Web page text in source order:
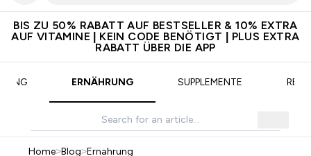
BIS ZU 50% RABATT AUF BESTSELLER & 10% EXTRA
AUF VITAMINE | KEIN CODE BENÖTIGT | PLUS EXTRA
RABATT ÜBER DIE APP
ERNÄHRUNG SUPPLEMENTE
Home>Blog>Ernahrung